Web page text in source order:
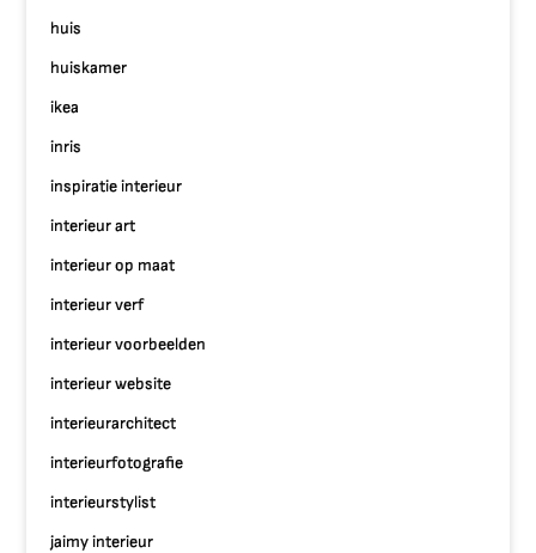
huis
huiskamer
ikea
inris
inspiratie interieur
interieur art
interieur op maat
interieur verf
interieur voorbeelden
interieur website
interieurarchitect
interieurfotografie
interieurstylist
jaimy interieur